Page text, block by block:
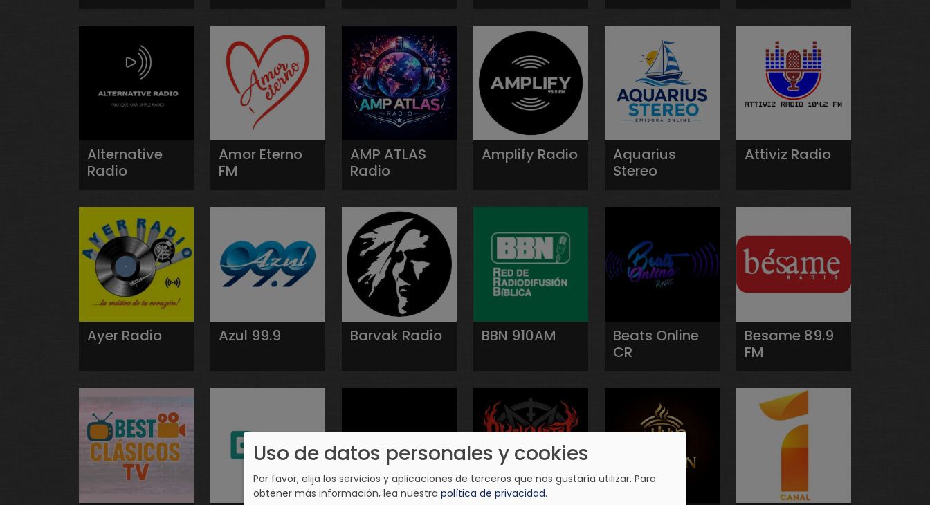
Alternative
Radio
Amor Eterno
FM
AMP ATLAS
Radio
Amplify Radio
Aquarius
Stereo
Attiviz Radio
Ayer Radio Azul 99.9 Barvak Radio BBN 910AM
Beats Online
CR
Besame 89.9
FM
Uso de datos personales y cookies
Por favor, elija los servicios y aplicaciones de terceros que nos gustaría utilizar. Para
obtener más información, lea nuestra política de privacidad.